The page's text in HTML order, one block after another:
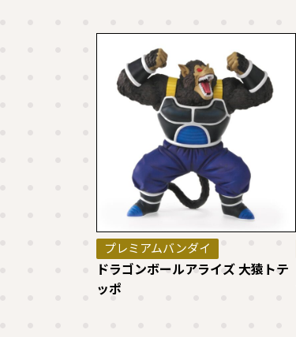
プレミアムバンダイ
ドラゴンボールアライズ 大猿トテ
ッポ